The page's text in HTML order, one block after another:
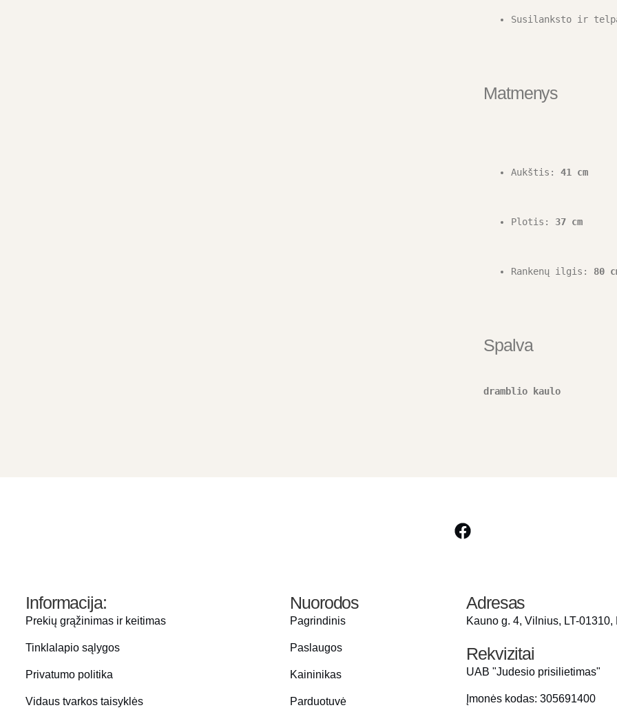
Susilanksto ir
Matmenys
Aukštis: 41 cm
Plotis: 37 cm
Rankenų ilgis: 80
Spalva
dramblio kaulo
Informacija:
Prekių grąžinimas ir keitimas
Tinklalapio sąlygos
Privatumo politika
Vidaus tvarkos taisyklės
Nuorodos
Pagrindinis
Paslaugos
Kaininikas
Parduotuvė
Adresas
Kauno g. 4, Vilnius, LT-01310,
Rekvizitai
UAB "Judesio prisilietimas"
Įmonės kodas: 305691400